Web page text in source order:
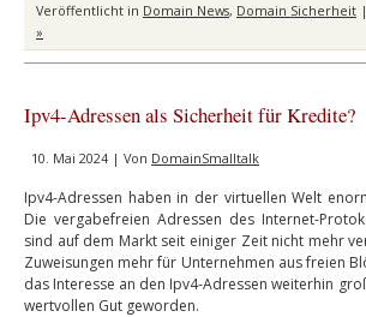
Veröffentlicht in Domain News, Domain Sicherheit |
»
Ipv4-Adressen als Sicherheit für Kredite?
10. Mai 2024 | Von DomainSmalltalk
Ipv4-Adressen haben in der virtuellen Welt
Die vergabefreien Adressen des Internet-
sind auf dem Markt seit einiger Zeit nicht mehr
Zuweisungen mehr für Unternehmen aus freien
das Interesse an den Ipv4-Adressen weiterhin
wertvollen Gut geworden.